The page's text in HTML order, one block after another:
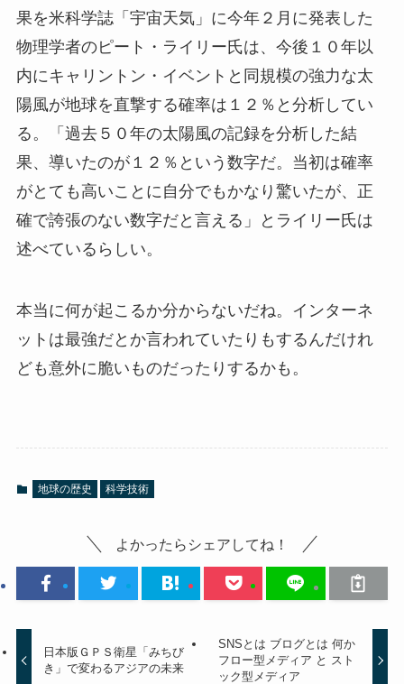
果を米科学誌「宇宙天気」に今年２月に発表した
物理学者のピート・ライリー氏は、今後１０年以
内にキャリントン・イベントと同規模の強力な太
陽風が地球を直撃する確率は１２％と分析してい
る。「過去５０年の太陽風の記録を分析した結
果、導いたのが１２％という数字だ。当初は確率
がとても高いことに自分でもかなり驚いたが、正
確で誇張のない数字だと言える」とライリー氏は
述べているらしい。
本当に何が起こるか分からないだね。インターネ
ットは最強だとか言われていたりもするんだけれ
ども意外に脆いものだったりするかも。
地球の歴史 科学技術
よかったらシェアしてね！
日本版ＧＰＳ衛星「みちび
き」で変わるアジアの未来
SNSとは ブログとは 何か
フロー型メディア と スト
ック型メディア